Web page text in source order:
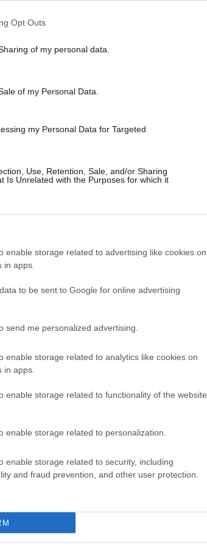
Opt Outs
of my personal data.
of my Personal Data.
my Personal Data for Targeted
Use, Retention, Sale, and/or Sharing
Is Unrelated with the Purposes for which it
enable storage related to advertising like cookies on
in apps.
to be sent to Google for online advertising
send me personalized advertising.
enable storage related to analytics like cookies on
in apps.
enable storage related to functionality of the website
enable storage related to personalization.
enable storage related to security, including
and fraud prevention, and other user protection.